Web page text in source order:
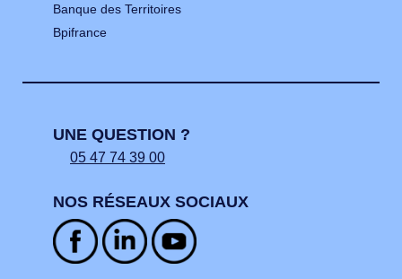
Banque des Territoires
Bpifrance
UNE QUESTION ?
05 47 74 39 00
NOS RÉSEAUX SOCIAUX